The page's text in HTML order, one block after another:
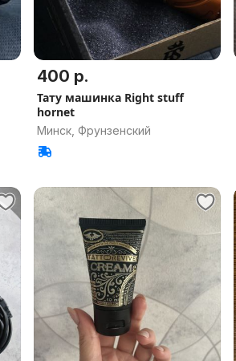
400 р.
Тату машинка Right stuff
hornet
Минск, Фрунзенский